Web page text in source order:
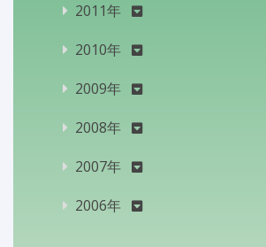
2011年
2010年
2009年
2008年
2007年
2006年